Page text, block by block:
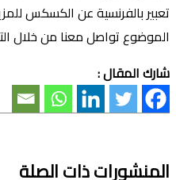
تعبير بالفرنسية عن الكسكس
الموضوع تواصل معنا من خلال
شارك المقال :
المنشورات ذات الصلة